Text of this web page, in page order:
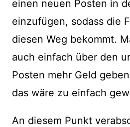
einen neuen Posten in
einzufügen, sodass die
diesen Weg bekommt.
auch einfach über den
Posten mehr Geld
das wäre zu einfach
An diesem Punkt